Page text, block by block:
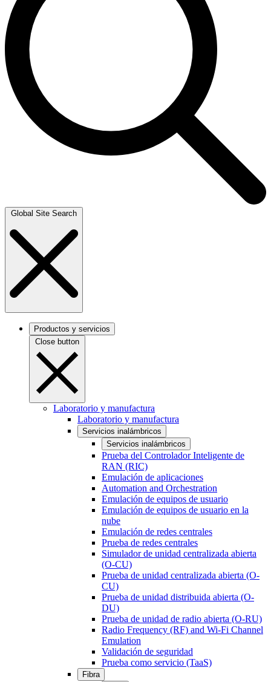
Global Site Search
Productos y servicios
Close button
Laboratorio y manufactura
Laboratorio y manufactura
Servicios inalámbricos
Servicios inalámbricos
Prueba del Controlador Inteligente de
RAN (RIC)
Emulación de aplicaciones
Automation and Orchestration
Emulación de equipos de usuario
Emulación de equipos de usuario en la
nube
Emulación de redes centrales
Prueba de redes centrales
Simulador de unidad centralizada abierta
(O-CU)
Prueba de unidad centralizada abierta (O-
CU)
Prueba de unidad distribuida abierta (O-
DU)
Prueba de unidad de radio abierta (O-RU)
Radio Frequency (RF) and Wi-Fi Channel
Emulation
Validación de seguridad
Prueba como servicio (TaaS)
Fibra